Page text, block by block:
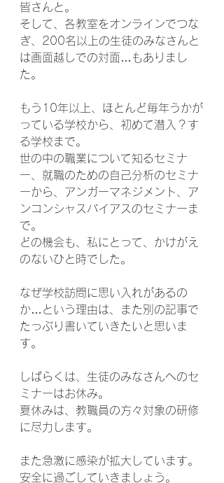
皆さんと。
そして、各教室をオンラインでつな
ぎ、200名以上の生徒のみなさんと
は画面越しでの対面…もありまし
た。
もう10年以上、ほとんど毎年うかが
っている学校から、初めて潜入？す
る学校まで。
世の中の職業について知るセミナ
ー、就職のための自己分析のセミナ
ーから、アンガーマネジメント、ア
ンコンシャスバイアスのセミナーま
で。
どの機会も、私にとって、かけがえ
のないひと時でした。
なぜ学校訪問に思い入れがあるの
か…という理由は、また別の記事で
たっぷり書いていきたいと思いま
す。
しばらくは、生徒のみなさんへのセ
ミナーはお休み。
夏休みは、教職員の方々対象の研修
に尽力します。
また急激に感染が拡大しています。
安全に過ごしていきましょう。